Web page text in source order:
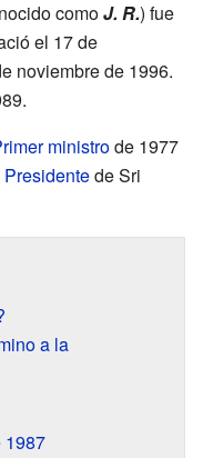
comoJ. R.) fue
el 17 de
noviembre de 1996.
ministrode 1977
Presidentede Sri
a la
1987